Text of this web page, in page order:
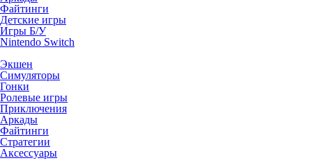
Файтинги
Детские игры
Игры Б/У
Nintendo Switch
Экшен
Симуляторы
Гонки
Ролевые игры
Приключения
Аркады
Файтинги
Стратегии
Аксессуары